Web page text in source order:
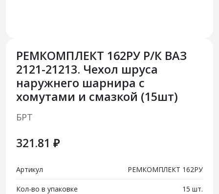
РЕМКОМПЛЕКТ 162РУ Р/К ВАЗ
2121-21213. Чехол шруса
наружнего шарнира с
хомутами и смазкой (15шт)
БРТ
321.81 ₽
Артикул РЕМКОМПЛЕКТ 162РУ
Кол-во в упаковке 15 шт.